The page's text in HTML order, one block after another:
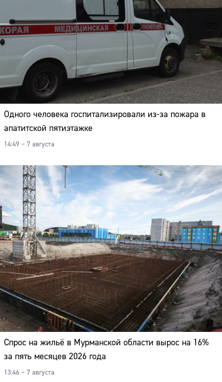
Одного человека госпитализировали из-за пожара в
апатитской пятиэтажке
14:49 – 7 августа
Спрос на жильё в Мурманской области вырос на 16%
за пять месяцев 2026 года
13:46 – 7 августа